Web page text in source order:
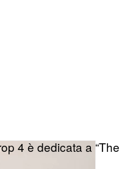
4 è dedicata a “The